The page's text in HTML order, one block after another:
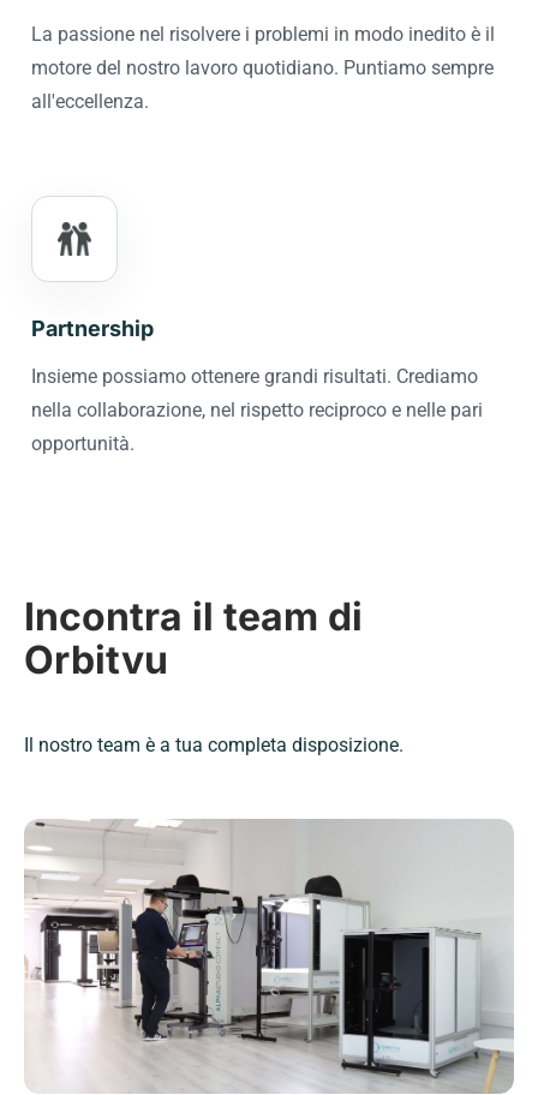
La passione nel risolvere i problemi in modo inedito è il
motore del nostro lavoro quotidiano. Puntiamo sempre
all'eccellenza.
Partnership
Insieme possiamo ottenere grandi risultati. Crediamo
nella collaborazione, nel rispetto reciproco e nelle pari
opportunità.
Incontra il team di
Orbitvu
Il nostro team è a tua completa disposizione.